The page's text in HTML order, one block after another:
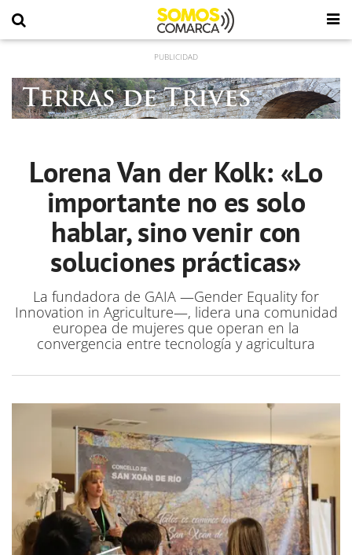
Lorena Van der Kolk: «Lo
importante no es solo
hablar, sino venir con
soluciones prácticas»
La fundadora de GAIA —Gender Equality for
Innovation in Agriculture—, lidera una comunidad
europea de mujeres que operan en la
convergencia entre tecnología y agricultura